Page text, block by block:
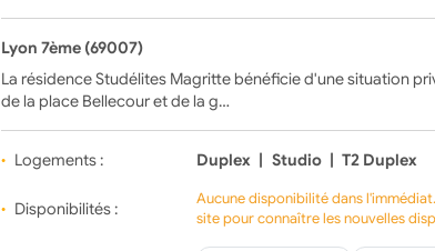
Lyon 7ème (69007)
La résidence Studélites Magritte bénéficie d'une situation
de la place Bellecour et de la g…
Logements : Duplex | Studio | T2 Duplex
Disponibilités :
Aucune disponibilité dans
site pour connaître les nouvelles